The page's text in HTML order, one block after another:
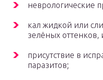
неврологические
кал жидкой или
зелёных оттенков,
присутствие в
паразитов;